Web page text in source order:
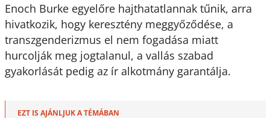
Enoch Burke egyelőre hajthatatlannak tűnik, arra
hivatkozik, hogy keresztény meggyőződése, a
transzgenderizmus el nem fogadása miatt
hurcolják meg jogtalanul, a vallás szabad
gyakorlását pedig az ír alkotmány garantálja.
EZT IS AJÁNLJUK A TÉMÁBAN